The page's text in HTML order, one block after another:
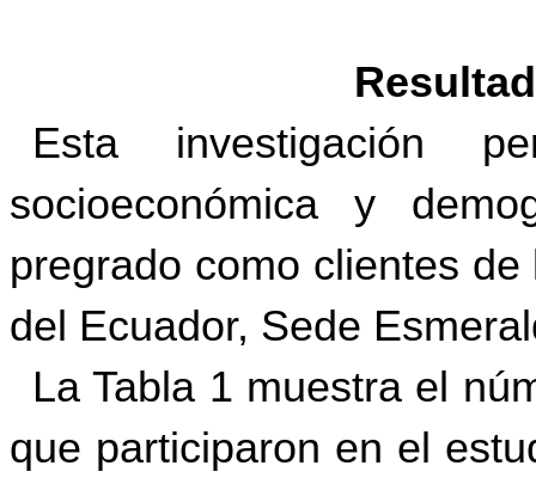
Esta investigación
socioeconómica y
pregrado como clientes
del Ecuador, Sede
La Tabla 1 muestra el
que participaron en el